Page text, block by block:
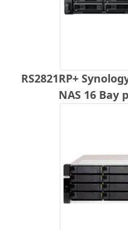
RS2821RP+
NAS 16 Bay